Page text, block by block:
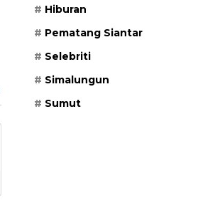
Hiburan
Pematang Siantar
Selebriti
Simalungun
Sumut